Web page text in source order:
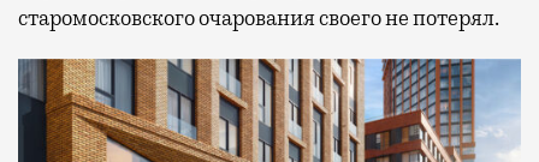
старомосковского очарования своего не потерял.